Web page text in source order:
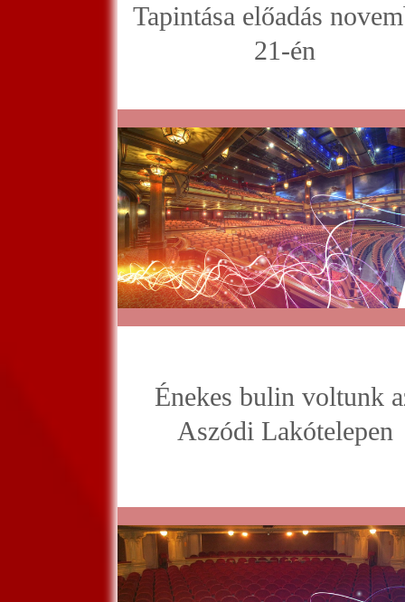
Tapintása előadás
21-én
Énekes bulin voltunk
Aszódi Lakótelepen